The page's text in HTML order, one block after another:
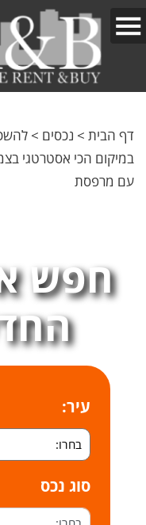
דף הבית > נכסים >
עם מרפסת
חפש
עיר:
סוג נכס